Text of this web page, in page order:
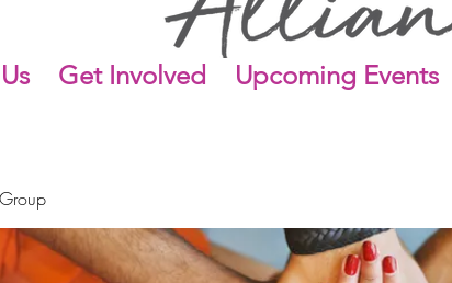
Get Involved Upcoming Events
Group